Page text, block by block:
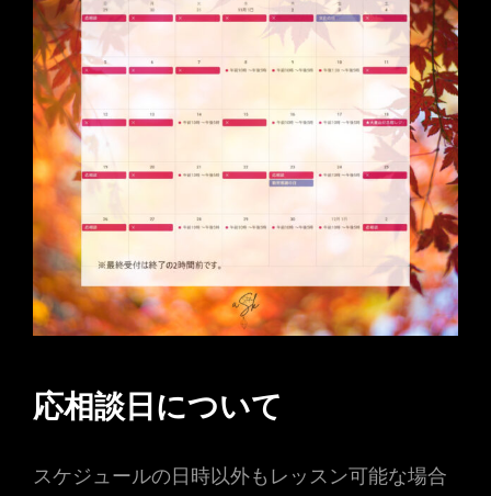
応相談日について
スケジュールの日時以外もレッスン可能な場合